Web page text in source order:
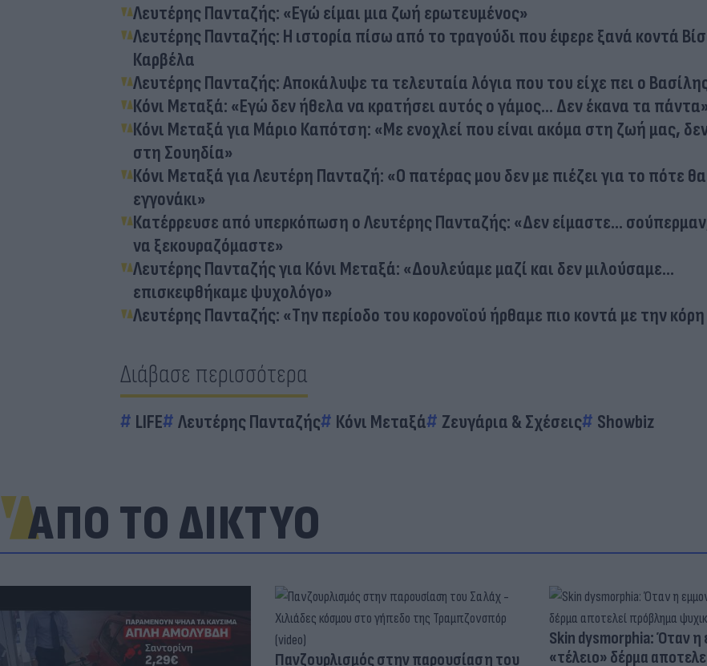
Λευτέρης Πανταζής: «Εγώ είμαι μια ζωή ερωτευμένος»
Λευτέρης Πανταζής: Η ιστορία πίσω από το τραγούδι που έφερε ξανά κοντά
Καρβέλα
Λευτέρης Πανταζής: Αποκάλυψε τα τελευταία λόγια που του είχε πει ο
Κόνι Μεταξά: «Εγώ δεν ήθελα να κρατήσει αυτός ο γάμος... Δεν έκανα τα πάντα»
Κόνι Μεταξά για Μάριο Καπότση: «Με ενοχλεί που είναι ακόμα στη ζωή μας,
στη Σουηδία»
Κόνι Μεταξά για Λευτέρη Πανταζή: «Ο πατέρας μου δεν με πιέζει για το πότε θα
εγγονάκι»
Κατέρρευσε από υπερκόπωση ο Λευτέρης Πανταζής: «Δεν είμαστε...
να ξεκουραζόμαστε»
Λευτέρης Πανταζής για Κόνι Μεταξά: «Δουλεύαμε μαζί και δεν μιλούσαμε...
επισκεφθήκαμε ψυχολόγο»
Λευτέρης Πανταζής: «Την περίοδο του κορονοϊού ήρθαμε πιο κοντά με την
Διάβασε περισσότερα
LIFE Λευτέρης Πανταζής Κόνι Μεταξά Ζευγάρια & Σχέσεις Showbiz
ΑΠΟ ΤΟ ΔΙΚΤΥΟ
Πανζουρλισμός στην παρουσίαση του
Skin dysmorphia: Όταν η
«τέλειο» δέρμα